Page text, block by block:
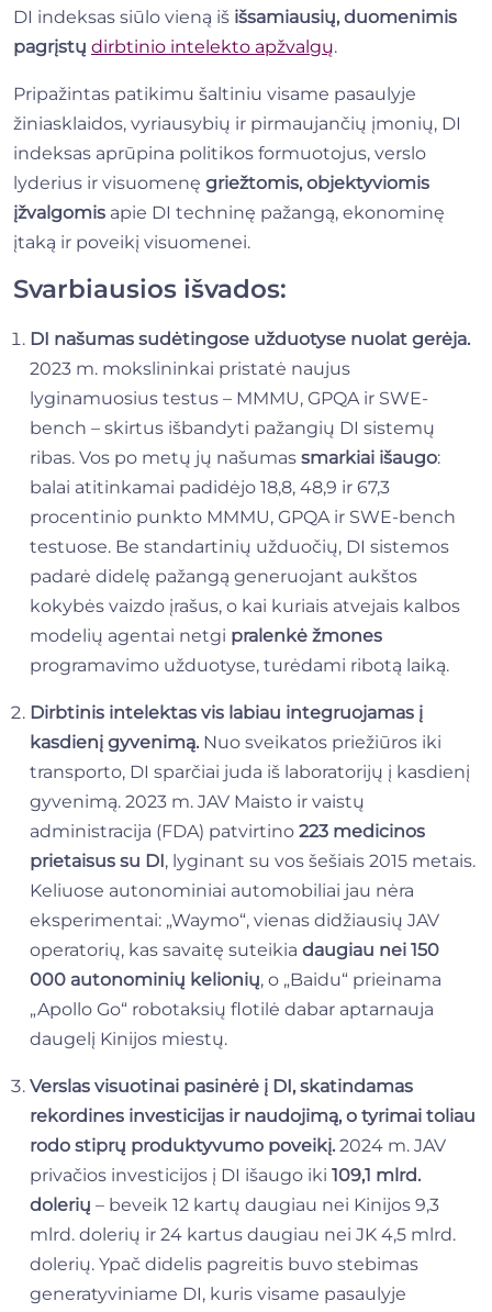
DI indeksas siūlo vieną iš išsamiausių, duomenimis
pagrįstų dirbtinio intelekto apžvalgų.
Pripažintas patikimu šaltiniu visame pasaulyje
žiniasklaidos, vyriausybių ir pirmaujančių įmonių, DI
indeksas aprūpina politikos formuotojus, verslo
lyderius ir visuomenę griežtomis, objektyviomis
įžvalgomis apie DI techninę pažangą, ekonominę
įtaką ir poveikį visuomenei.
Svarbiausios išvados:
DI našumas sudėtingose užduotyse nuolat gerėja.
2023 m. mokslininkai pristatė naujus
lyginamuosius testus – MMMU, GPQA ir SWE-
bench – skirtus išbandyti pažangių DI sistemų
ribas. Vos po metų jų našumas smarkiai išaugo:
balai atitinkamai padidėjo 18,8, 48,9 ir 67,3
procentinio punkto MMMU, GPQA ir SWE-bench
testuose. Be standartinių užduočių, DI sistemos
padarė didelę pažangą generuojant aukštos
kokybės vaizdo įrašus, o kai kuriais atvejais kalbos
modelių agentai netgi pralenkė žmones
programavimo užduotyse, turėdami ribotą laiką.
Dirbtinis intelektas vis labiau integruojamas į
kasdienį gyvenimą. Nuo sveikatos priežiūros iki
transporto, DI sparčiai juda iš laboratorijų į kasdienį
gyvenimą. 2023 m. JAV Maisto ir vaistų
administracija (FDA) patvirtino 223 medicinos
prietaisus su DI, lyginant su vos šešiais 2015 metais.
Keliuose autonominiai automobiliai jau nėra
eksperimentai: „Waymo“, vienas didžiausių JAV
operatorių, kas savaitę suteikia daugiau nei 150
000 autonominių kelionių, o „Baidu“ prieinama
„Apollo Go“ robotaksių flotilė dabar aptarnauja
daugelį Kinijos miestų.
Verslas visuotinai pasinėrė į DI, skatindamas
rekordines investicijas ir naudojimą, o tyrimai toliau
rodo stiprų produktyvumo poveikį. 2024 m. JAV
privačios investicijos į DI išaugo iki 109,1 mlrd.
dolerių – beveik 12 kartų daugiau nei Kinijos 9,3
mlrd. dolerių ir 24 kartus daugiau nei JK 4,5 mlrd.
dolerių. Ypač didelis pagreitis buvo stebimas
generatyviniame DI, kuris visame pasaulyje